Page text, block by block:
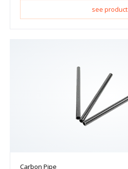
see product
Carbon Pipe